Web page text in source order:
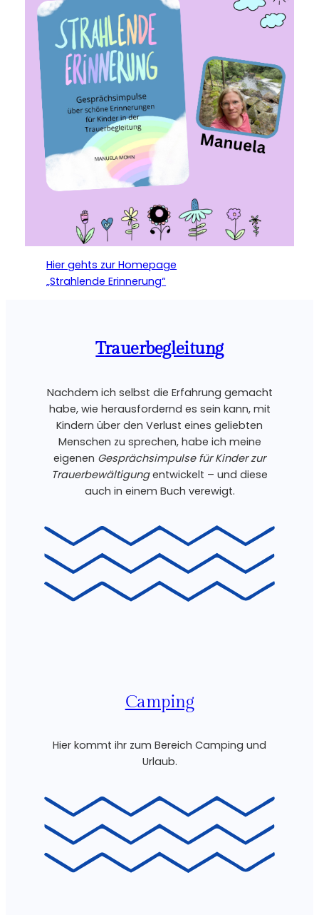
Hier gehts zur Homepage
„Strahlende Erinnerung“
Trauerbegleitung
Nachdem ich selbst die Erfahrung gemacht
habe, wie herausfordernd es sein kann, mit
Kindern über den Verlust eines geliebten
Menschen zu sprechen, habe ich meine
eigenen Gesprächsimpulse für Kinder zur
Trauerbewältigungentwickelt – und diese
auch in einem Buch verewigt.
Camping
Hier kommt ihr zum Bereich Camping und
Urlaub.